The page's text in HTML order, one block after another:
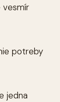
vesmír
potreby
jedna